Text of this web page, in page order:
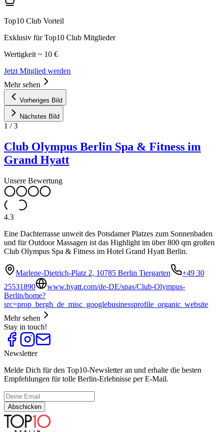
Top10 Club Vorteil
Exklusiv für Top10 Club Mitglieder
Wertigkeit ~ 10 €
Jetzt Mitglied werden
Mehr sehen
Vorheriges Bild
Nächstes Bild
1 /3
Club Olympus Berlin Spa & Fitness im
Grand Hyatt
Unsere Bewertung
4.3
Eine Dachterrasse unweit des Potsdamer Platzes zum Sonnenbaden
und für Outdoor Massagen ist das Highlight im über 800 qm großen
Club Olympus Spa & Fitness im Hotel Grand Hyatt Berlin.
Marlene-Dietrich-Platz 2, 10785 Berlin Tiergarten
+49 30
25531890
www.hyatt.com/de-DE/spas/Club-Olympus-
Berlin/home?
src=prop_bergh_de_misc_googlebusinessprofile_organic_website
Mehr sehen
Stay in touch!
Newsletter
Melde Dich für den Top10-Newsletter an und erhalte die besten
Empfehlungen für tolle Berlin-Erlebnisse per E-Mail.
Abschicken